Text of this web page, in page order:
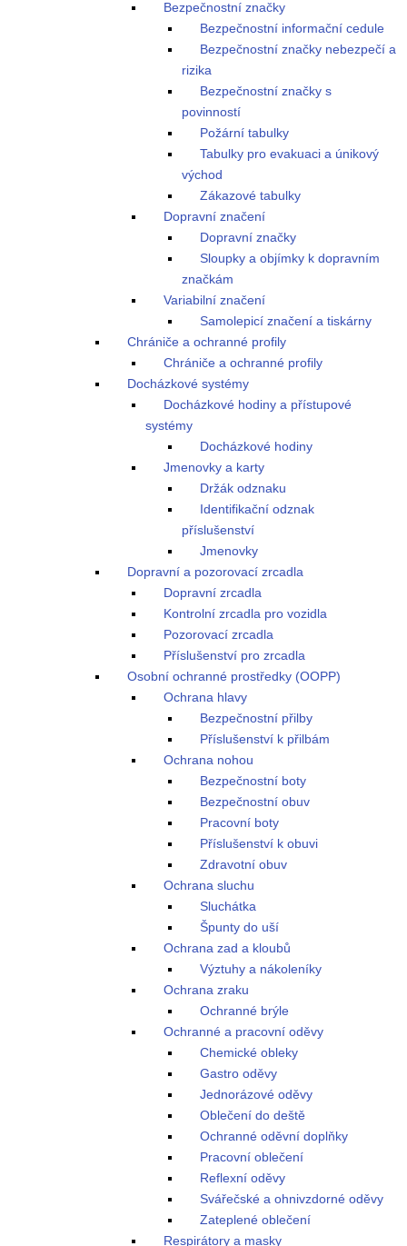
Bezpečnostní značky
Bezpečnostní informační cedule
Bezpečnostní značky nebezpečí a
rizika
Bezpečnostní značky s
povinností
Požární tabulky
Tabulky pro evakuaci a únikový
východ
Zákazové tabulky
Dopravní značení
Dopravní značky
Sloupky a objímky k dopravním
značkám
Variabilní značení
Samolepicí značení a tiskárny
Chrániče a ochranné profily
Chrániče a ochranné profily
Docházkové systémy
Docházkové hodiny a přístupové
systémy
Docházkové hodiny
Jmenovky a karty
Držák odznaku
Identifikační odznak
příslušenství
Jmenovky
Dopravní a pozorovací zrcadla
Dopravní zrcadla
Kontrolní zrcadla pro vozidla
Pozorovací zrcadla
Příslušenství pro zrcadla
Osobní ochranné prostředky (OOPP)
Ochrana hlavy
Bezpečnostní přilby
Příslušenství k přilbám
Ochrana nohou
Bezpečnostní boty
Bezpečnostní obuv
Pracovní boty
Příslušenství k obuvi
Zdravotní obuv
Ochrana sluchu
Sluchátka
Špunty do uší
Ochrana zad a kloubů
Výztuhy a nákoleníky
Ochrana zraku
Ochranné brýle
Ochranné a pracovní oděvy
Chemické obleky
Gastro oděvy
Jednorázové oděvy
Oblečení do deště
Ochranné oděvní doplňky
Pracovní oblečení
Reflexní oděvy
Svářečské a ohnivzdorné oděvy
Zateplené oblečení
Respirátory a masky